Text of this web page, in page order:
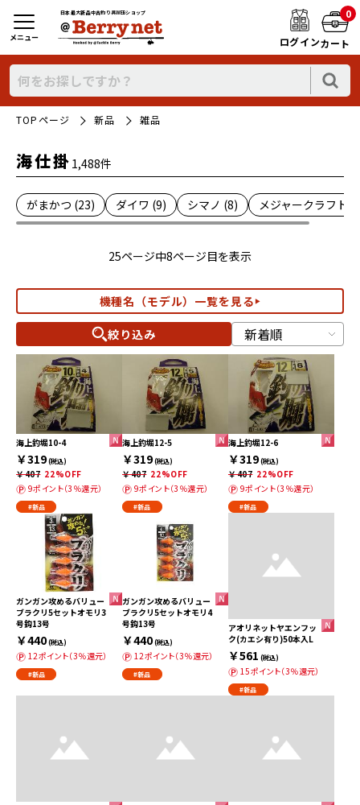
日本最大新品中古釣り具WEBショップ
ログイン
0
カート
メニュー
TOPページ 新品 雑品
海仕掛 1,488件
がまかつ (23) ダイワ (9) シマノ (8) メジャークラフト
25ページ中8ページ目を表示
機種名（モデル）一覧を見る
絞り込み
海上釣堀10-4
￥319(税込)
￥407 22%OFF
9ポイント（3％還元）
#新品
海上釣堀12-5
￥319(税込)
￥407 22%OFF
9ポイント（3％還元）
#新品
海上釣堀12-6
￥319(税込)
￥407 22%OFF
9ポイント（3％還元）
#新品
ガンガン攻めるバリュー
ブラクリ5セットオモリ3
号鈎13号
￥440(税込)
12ポイント（3％還元）
#新品
ガンガン攻めるバリュー
ブラクリ5セットオモリ4
号鈎13号
￥440(税込)
12ポイント（3％還元）
#新品
アオリネットヤエンフッ
ク(カエシ有り)50本入L
￥561 (税込)
15ポイント（3％還元）
#新品